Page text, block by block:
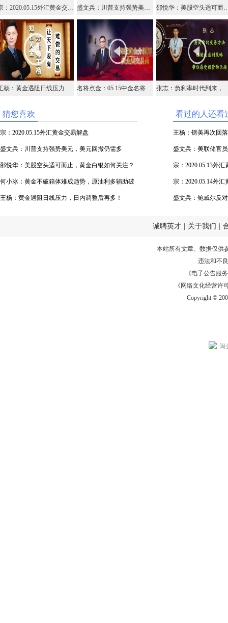
宗：2020.05.15外汇黄金交易解盘 盛文兵：川普支持强势美元，美元回撤仍需多 邵悦华：美股空头适可而止，黄金白银
王杨：黄金遇阻日线压力，日内调整后再多！ 名将点金：05.15中金名将在线视频直播黄金外汇原油 张志：负利率时代到来
猜您喜欢
宗：2020.05.15外汇黄金交易解盘
盛文兵：川普支持强势美元，美元回撤仍需多
邵悦华：美股空头适可而止，黄金白银如何关注？
油价会否继续向上？
何小冰：黄金不破箱体难成趋势，原油利多辅助破
高
王杨：黄金遇阻日线压力，日内调整后再多！
看过的人还看
王杨：镑美再次回
盛文兵：美联储官
高空
宗：2020.05.13外汇
宗：2020.05.14外汇
盛文兵：鲍威尔反
诚聘英才 关于我们
本站所有文章、数据仅供
违法和不
《电子公告服务
《网络文化经营许
Copyright ©
闽